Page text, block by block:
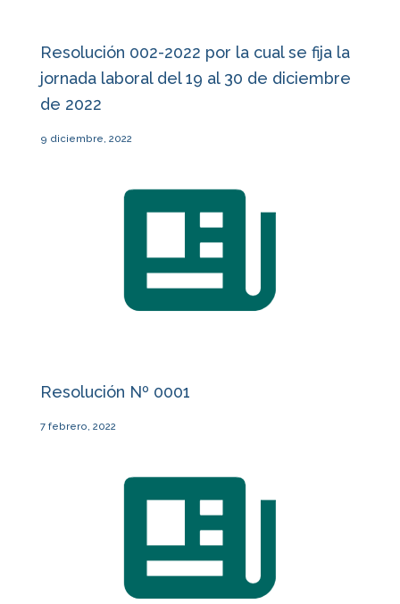
Resolución 002-2022 por la cual se fija la
jornada laboral del 19 al 30 de diciembre
de 2022
9 diciembre, 2022
Resolución Nº 0001
7 febrero, 2022